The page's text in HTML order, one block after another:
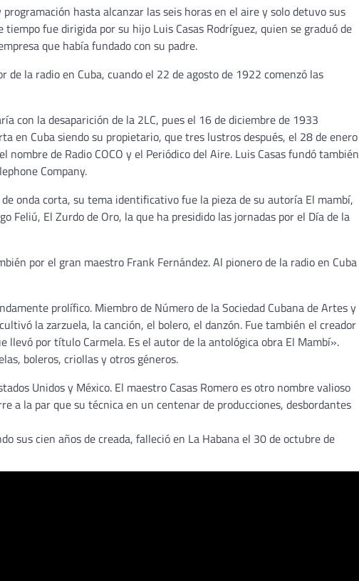
hasta alcanzar las seis horas en el aire y solo detuvo sus
fue dirigida por su hijo Luis Casas Rodríguez, quien se graduó de
que había fundado con su padre.
de la radio en Cuba, cuando el 22 de agosto de 1922 comenzó las
con la desaparición de la 2LC, pues el 16 de diciembre de 1933
en Cuba siendo su propietario, que tres lustros después, el 28 de enero
de Radio COCO y el Periódico del Aire. Luis Casas fundó también
Company.
onda corta, su tema identificativo fue la pieza de su autoría El mambí,
Feliú, El Zurdo de Oro, la que ha presidido las jornadas por el Día de la
por el gran maestro Frank Fernández. Al pionero de la radio en Cuba
prolífico. Miembro de Número de la Sociedad Cubana de Artes y
la zarzuela, la canción, el bolero, el danzón. Fue también el creador
llevó por título Carmela. Es el autor de la antológica obra El Mambí».
boleros, criollas y otros géneros.
Unidos y México. El maestro Casas Romero es otro nombre valioso
a la par que su técnica en un centenar de producciones, desbordantes
sus cien años de creada, falleció en La Habana el 30 de octubre de